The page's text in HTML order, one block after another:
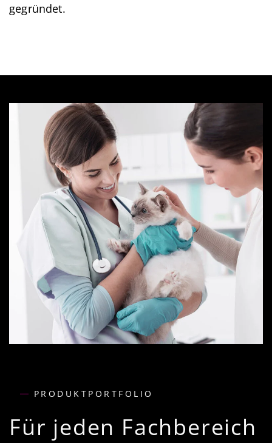
gegründet.
PRODUKTPORTFOLIO
Für jeden Fachbereich